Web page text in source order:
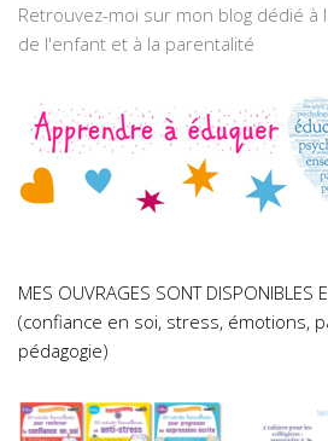
Retrouvez-moi sur mon blog dédié à
de l'enfant et à la parentalité
MES OUVRAGES SONT DISPONIBLES
(confiance en soi, stress, émotions,
pédagogie)